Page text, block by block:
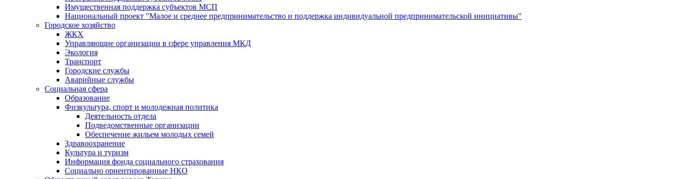
Имущественная поддержка субъектов МСП
Национальный проект "Малое и среднее предпринимательство и поддержка индивидуальной предпринимательской инициативы"
Городское хозяйство
ЖКХ
Управляющие организации в сфере управления МКД
Экология
Транспорт
Городские службы
Аварийные службы
Социальная сфера
Образование
Физкультура, спорт и молодежная политика
Деятельность отдела
Подведомственные организации
Обеспечение жильем молодых семей
Здравоохранение
Культура и туризм
Информация фонда социального страхования
Социально ориентированные НКО